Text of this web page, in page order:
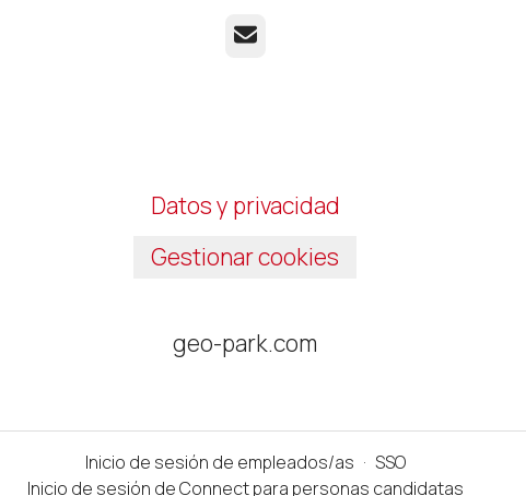
Correo electrónico
Datos y privacidad
Gestionar cookies
geo-park.com
Inicio de sesión de empleados/as · SSO
Inicio de sesión de Connect para personas candidatas